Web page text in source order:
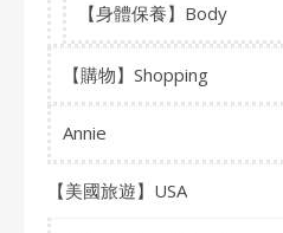
【身體保養】Body
【購物】Shopping
Annie
【美國旅遊】USA